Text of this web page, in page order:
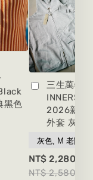
黑色
三生萬物
2026新版
外套 灰色
NT$ 2,280
NT$ 2,580